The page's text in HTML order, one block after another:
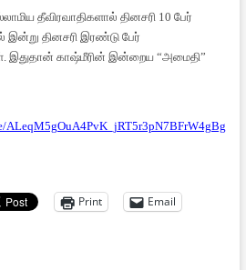
தீவிரவாதிகளால் தினசரி 10 பேர்
இன்று தினசரி இரண்டு பேர்
இதுதான் காஷ்மீரின் இன்றைய “அமைதி”
ALeqM5gOuA4PvK_jRT5r3pN7BFrW4gBg
Print Email